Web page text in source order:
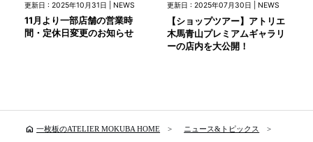
更新日 : 2025年10月31日 | NEWS
11月より一部店舗の営業時
間・定休日変更のお知らせ
更新日 : 2025年07月30日 | NEWS
【ショップツアー】アトリエ
木馬青山プレミアムギャラリ
ーの店内を大公開！
home 一枚板のATELIER MOKUBA HOME ニュース&トピックス